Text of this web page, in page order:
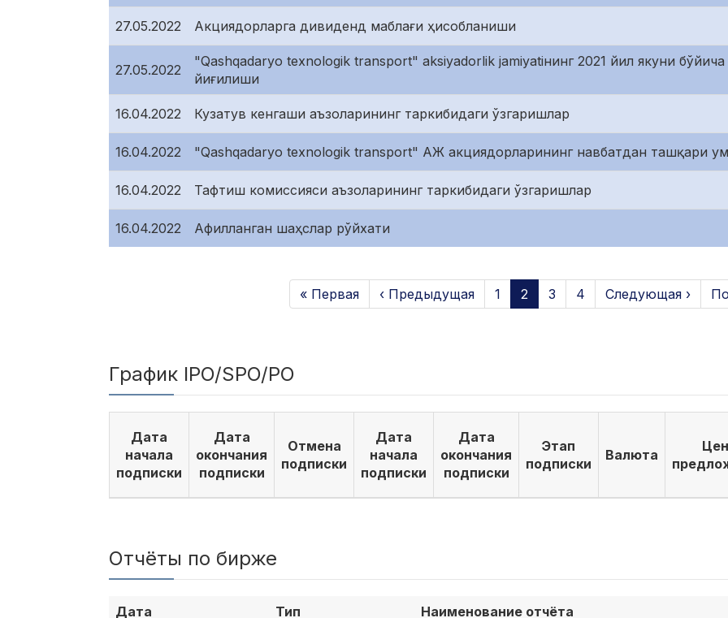
27.05.2022 Акциядорларга дивиденд маблағи ҳисобланиши
27.05.2022
"Qashqadaryo texnologik transport" aksiyadorlik jamiyatiнинг 2021 йил якуни
йиғилиши
16.04.2022 Кузатув кенгаши аъзоларининг таркибидаги ўзгаришлар
16.04.2022 "Qashqadaryo texnologik transport" АЖ акциядорларининг навбатдан ташқари
16.04.2022 Тафтиш комиссияси аъзоларининг таркибидаги ўзгаришлар
16.04.2022 Афилланган шаҳслар рўйхати
« Первая ‹ Предыдущая 1 2 3 4 Следующая ›
График IPO/SPO/PO
Дата
начала
подписки
Дата
окончания
подписки
Отмена
подписки
Дата
начала
подписки
Дата
окончания
подписки
Этап
подписки
Валюта
Отчёты по бирже
Дата Тип Наименование отчёта